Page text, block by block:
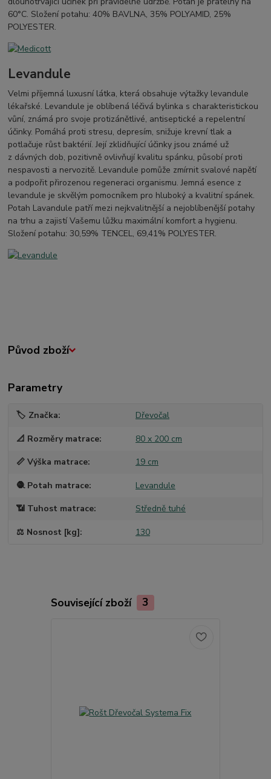
60°C. Složení potahu: 40% BAVLNA, 35% POLYAMID, 25%
POLYESTER.
Levandule
Velmi příjemná luxusní látka, která obsahuje výtažky levandule
lékařské. Levandule je oblíbená léčivá bylinka s charakteristickou
vůní, známá pro svoje protizánětlivé, antiseptické a repelentní
účinky. Pomáhá proti stresu, depresím, snižuje krevní tlak a
potlačuje růst baktérií. Její zklidňující účinky jsou známé už
z dávných dob, pozitivně ovlivňují kvalitu spánku, působí proti
nespavosti a nervozitě. Levandule pomůže zmírnit svalové napětí
a podpořit přirozenou regeneraci organismu. Jemná esence z
levandule je skvělým pomocníkem pro hluboký a kvalitní spánek.
Potah Lavandule patří mezi nejkvalitnější a nejoblíbenější potahy
na trhu a zajistí Vašemu lůžku maximální komfort a hygienu.
Složení potahu: 30,59% TENCEL, 69,41% POLYESTER.
Původ zboží
Parametry
🏷️ Značka Dřevočal
📐 Rozměry matrace 80 x 200 cm
📏 Výška matrace 19 cm
🧶 Potah matrace Levandule
📶 Tuhost matrace Středně tuhé
⚖️ Nosnost [kg] 130
Související zboží 3